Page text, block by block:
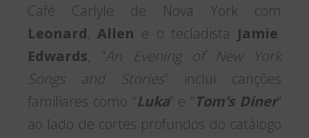
Café Carlyle de Nova York com
Leonard,Allen e o tecladista Jamie
Edwards, “An Evening of New York
Songs and Stories” inclui canções
familiares como “Luka” e “Tom’s Diner”
ao lado de cortes profundos do catálogo